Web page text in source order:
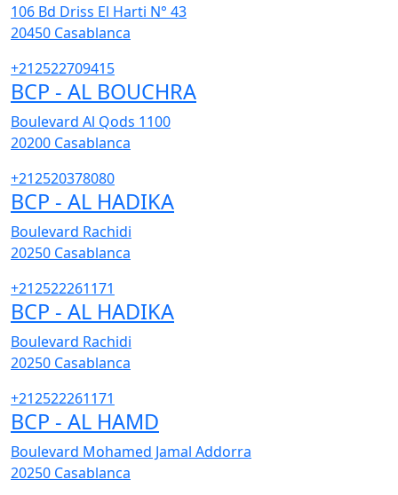
106 Bd Driss El Harti N° 43
20450 Casablanca
+212522709415
BCP - AL BOUCHRA
Boulevard Al Qods 1100
20200 Casablanca
+212520378080
BCP - AL HADIKA
Boulevard Rachidi
20250 Casablanca
+212522261171
BCP - AL HADIKA
Boulevard Rachidi
20250 Casablanca
+212522261171
BCP - AL HAMD
Boulevard Mohamed Jamal Addorra
20250 Casablanca